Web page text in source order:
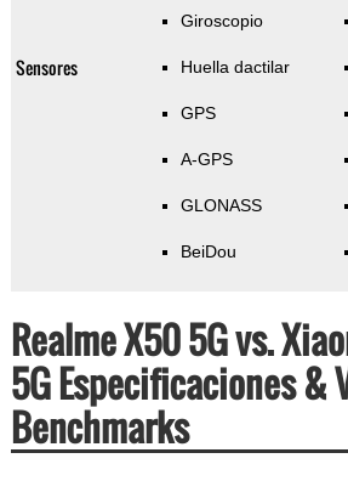
Sensores
Giroscopio
Huella dactilar
GPS
A-GPS
GLONASS
BeiDou
Realme X50 5G vs.
5G Especificaciones &
Benchmarks